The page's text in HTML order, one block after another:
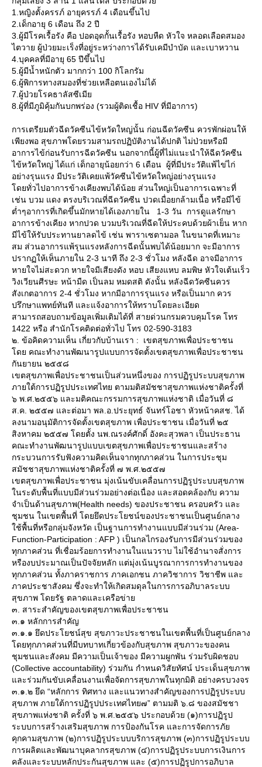
1.หญิงตั้งครรภ์ อายุครรภ์ 4 เดือนขึ้นไป
2.เด็กอายุ 6 เดือน ถึง 2 ปี
3.ผู้มีโรคเรื้อรัง คือ ปอดอุดกั้นเรื้อรัง หอบหืด หัวใจ หลอดเลือดสมอง
ไตวาย ผู้ป่วยมะเร็งที่อยู่ระหว่างการได้รับเคมีบำบัด และเบาหวาน
4.บุคคลที่มีอายุ 65 ปีขึ้นไป
5.ผู้มีน้ำหนักตัว มากกว่า 100 กิโลกรัม
6.ผู้พิการทางสมองที่ช่วยเหลือตนเองไม่ได้
7.ผู้ป่วยโรคธาลัสซีเมี
8.ผู้ที่มีภูมิคุ้มกันบกพร่อง (รวมผู้ติดเชื้อ HIV ที่มีอาการ)
การเตรียมตัวฉีดวัคซีนไข้หวัดใหญ่นั้น ก่อนฉีดวัคซีน ควรพักผ่อนให้
เพียงพอ สุขภาพโดยรวมสามรถปฏิบัติงานได้ปกติ ไม่ป่วยหรือมี
อาการไข้ก่อนรับการฉีดวัคซีน นอกจากนี้ผู้ที่ไม่แนะนำให้ฉีดวัคซีน
ไข้หวัดใหญ่ ได้แก่ เด็กอายุน้อยกว่า 6 เดือน ผู้ที่มีประวัติแพ้ไข่ไก่
อย่างรุนแรง มีประวัติเคยแพ้วัคซีนไข้หวัดใหญ่อย่างรุนแรง
ดยทั่วไปอาการข้างเคียงพบได้น้อย ส่วนใหญ่เป็นอาการเฉพาะที่
เช่น บวม แดง ตรงบริเวณที่ฉีดวัคซีน ปวดเมื่อยกล้ามเนื้อ หรือมีไข้
ต่ำๆอาการที่เกิดขึ้นมักหายได้เองภายใน 1-3 วัน การดูแลรักษา
อาการข้างเคียง หากปวด บวมบริเวณที่ฉีดให้ประคบด้วยผ้าเย็น หาก
มีไข้ให้รับประทานยาลดไข้ เช่น พาราเซตามอล ในขนาดที่เหมาะ
สม ส่วนอาการแพ้รุนแรงหลังการฉีดนั้นพบได้น้อยมาก จะมีอาการ
ปรากฏให้เห็นภายใน 2-3 นาที ถึง 2-3 ชั่วโมง หลังฉีด อาจมีอาการ
หายใจไม่สะดวก หายใจมีเสียงดัง หอบ เสียงแหบ ลมพิษ หัวใจเต้นเร็ว
วิงเวียนศีรษะ หน้ามืด เป็นลม หมดสติ ดังนั้น หลังฉีดวัคซีนควร
สังเกตอาการ 2-4 ชั่วโมง หากมีอาการรุนแรง หรือเป็นมาก ควร
ปรึกษาแพทย์ทันที และแจ้งอาการให้ทราบโดยละเอียด
สามารถสอบถามข้อมูลเพิ่มเติมได้ที่ สายด่วนกรมควบคุมโรค โทร
1422 หรือ สำนักโรคติดต่อทั่วไป โทร 02-590-3183
๒. ข้อคิดความเห็น เกี่ยวกับบ้านเรา : เขตสุขภาพเพื่อประชาชน
ดย คณะทำงานพัฒนารูปแบบการจัดตั้งเขตสุขภาพเพื่อประชาชน
กันยายน ๒๕๕๘
เขตสุขภาพเพื่อประชาชนเป็นส่วนหนึ่งของ การปฏิรูประบบสุขภาพ
ภายใต้การปฏิรูปประเทศไทย ตามมติสมัชชาสุขภาพแห่งชาติครั้งที่
๖ พ.ศ.๒๕๕๖ และมติคณะกรรมการสุขภาพแห่งชาติ เมื่อวันที่ ๘
ส.ค. ๒๕๕๗ และต่อมา พล.อ.ประยุทธ์ จันทร์โอชา หัวหน้าคสช. ได้
ลงนามอนุมัติการจัดตั้งเขตสุขภาพ เพื่อประชาชน เมื่อวันที่ ๒๕
สิงหาคม ๒๕๕๗ โดยตั้ง นพ.ณรงค์ศักดิ์ อังคะสุวพลา เป็นประธาน
คณะทำงานพัฒนารูปแบบเขตสุขภาพเพื่อประชาชนและสร้าง
กระบวนการรับฟังความคิดเห็นจากทุกภาคส่วน ในการประชุม
สมัชชาสุขภาพแห่งชาติครั้งที่ ๗ พ.ศ.๒๕๕๗
เขตสุขภาพเพื่อประชาชน มุ่งเน้นขับเคลื่อนการปฏิรูประบบสุขภาพ
นระดับพื้นที่แบบมีส่วนร่วมอย่างต่อเนื่อง และสอดคล้องกับ ความ
จำเป็นด้านสุขภาพ(Health needs) ของประชาชน ครอบครัว และ
ชุมชน ในเขตพื้นที่ โดยยึดประโยชน์ของประชาชนเป็นศูนย์กลาง
ช้พื้นที่หรือกลุ่มจังหวัด เป็นฐานการทำงานแบบมีส่วนร่วม (Area-
Function-Participation : AFP ) เป็นกลไกรองรับการมีส่วนร่วมของ
ทุกภาคส่วน ที่เชื่อมร้อยการทำงานในแนวราบ ไม่ใช้อำนาจสั่งการ
หรืองบประมาณเป็นปัจจัยหลัก แต่มุ่งเน้นบูรณาการการทำงานของ
ทุกภาคส่วน ทั้งภาคราชการ ภาคเอกชน ภาควิชาการ วิชาชีพ และ
ภาคประชาสังคม ซึ่งจะทำให้เกิดสมดุลในการการอภิบาลระบบ
สุขภาพ โดยรัฐ ตลาดและเครือข่า
๓. สาระสำคัญของเขตสุขภาพเพื่อประชาชน
๓.๑ หลักการสำคัญ
๓.๑.๑ ยึดประโยชน์สุข สุขภาวะประชาชนในเขตพื้นที่เป็นศูนย์กลาง
ดยทุกภาคส่วนที่มีบทบาทเกี่ยวข้องกับสุขภาพ สุขภาวะของคน
ชุมชนและสังคม มีความเป็นเจ้าของ มีความผูกพัน ร่วมรับผิดชอบ
(Collective accountability) ร่วมกัน กำหนดวิสัยทัศน์ ประเด็นสุขภาพ
ละร่วมกันขับเคลื่อนงานเพื่อจัดการสุขภาพในทุกมิติ อย่างครบวงจร
๓.๑.๒ ยึด “หลักการ ทิศทาง และแนวทางสำคัญของการปฏิรูประบบ
สุขภาพ ภายใต้การปฏิรูปประเทศไทย๗” ตามมติ ๖.๘ ของสมัชชา
สุขภาพแห่งชาติ ครั้งที่ ๖ พ.ศ.๒๕๕๖ ประกอบด้วย (๑)การปฏิรูป
ระบบการสร้างเสริมสุขภาพ การป้องกันโรค และการจัดการภั
คุกคามสุขภาพ (๒)การปฏิรูประบบบริการสุขภาพ (๓)การปฏิรูประบบ
การผลิตและพัฒนาบุคลากรสุขภาพ (๔)การปฏิรูประบบการเงินการ
คลังและระบบหลักประกันสุขภาพ และ (๕)การปฏิรูปการอภิบาล